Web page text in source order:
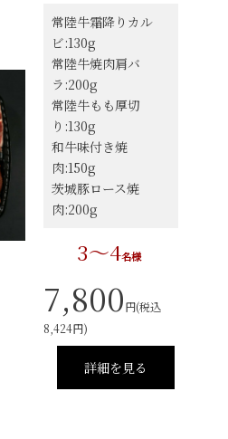
常陸牛霜降りカル
ビ:130g
常陸牛焼肉肩バ
ラ:200g
常陸牛もも厚切
り:130g
和牛味付き焼
肉:150g
茨城豚ロース焼
肉:200g
3～4名様
7,800円(税込
8,424円)
詳細を見る